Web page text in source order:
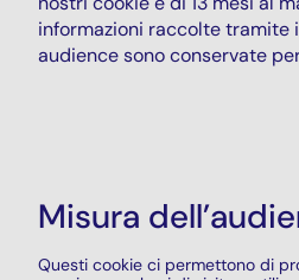
informazioni raccolte tramite
audience sono conservate
Misura
Questi cookie ci permettono di